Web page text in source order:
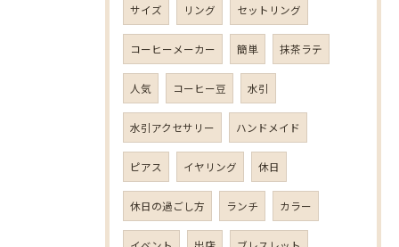
サイズ リング セットリング
コーヒーメーカー 簡単 抹茶ラテ
人気 コーヒー豆 水引
水引アクセサリー ハンドメイド
ピアス イヤリング 休日
休日の過ごし方 ランチ カラー